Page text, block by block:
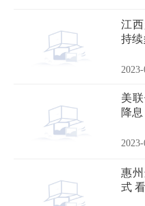
江
持续
美
降息
惠
式